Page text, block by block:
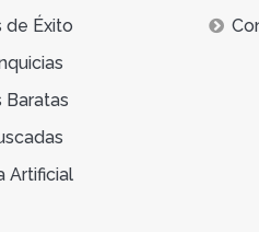
de Éxito
Baratas
Artificial